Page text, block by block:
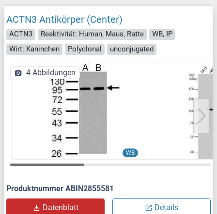
ACTN3 Antikörper (Center)
ACTN3 Reaktivität: Human, Maus, Ratte
WB, IP
Wirt: Kaninchen
Polyclonal unconjugated
WB
4 Abbildungen
Produktnummer ABIN2855581
Datenblatt Details